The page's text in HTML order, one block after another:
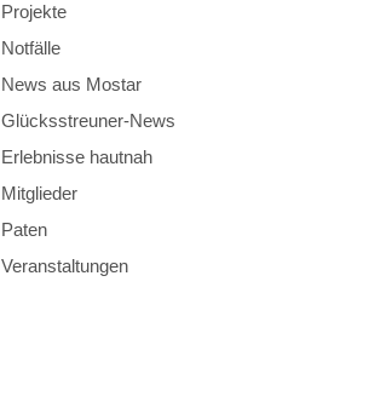
Projekte
Notfälle
News aus Mostar
Glücksstreuner-News
Erlebnisse hautnah
Mitglieder
Paten
Veranstaltungen